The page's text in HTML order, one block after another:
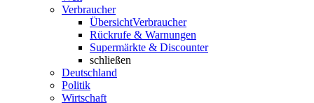
Verbraucher
ÜbersichtVerbraucher
Rückrufe & Warnungen
Supermärkte & Discounter
schließen
Deutschland
Politik
Wirtschaft